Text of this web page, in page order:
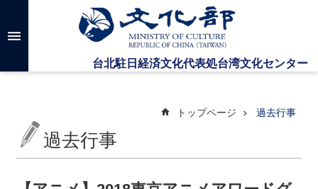
メインのコンテンツブロックにジャンプします
高
検
台
トップページ 過去行事
過去行事